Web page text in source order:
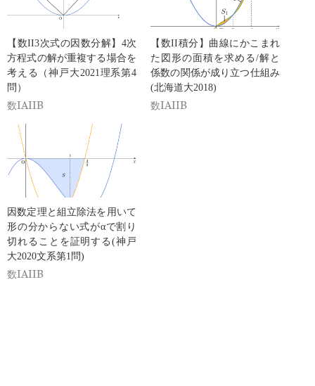
【数II3次式の因数分解】4次
方程式の解が重複する場合を
考える（神戸大2021理系第4
問）
数IAIIB
【数II積分】曲線にかこまれ
た図形の面積を求める/解と
係数の関係が成り立つ仕組み
(北海道大2018)
数IAIIB
因数定理と組立除法を用いて
形の分からない式がαで割り
切れることを証明する(神戸
大2020文系第1問)
数IAIIB